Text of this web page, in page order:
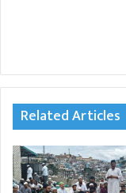
Related Articles